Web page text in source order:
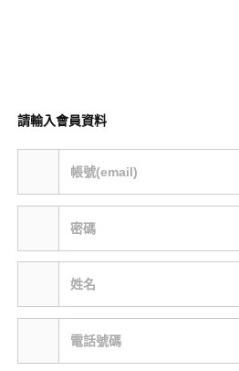
請輸入會員資料
帳號(email)
密碼
姓名
電話號碼